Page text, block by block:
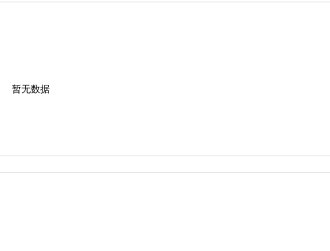
暂无数据